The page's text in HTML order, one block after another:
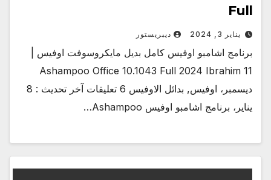
Full
يناير 3, 2024 ديبريستور
برنامج اشامبو اوفيس كامل بديل مايكروسوفت اوفيس |
Ashampoo Office 10.1043 Full 2024 Ibrahim 11
ديسمبر، اوفيس, بدائل الاوفيس 6 تعليقات آخر تحديث : 8
يناير، برنامج اشامبو اوفيس Ashampoo…